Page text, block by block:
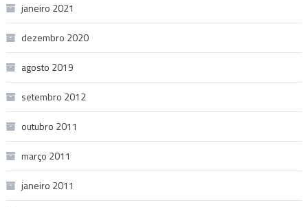
janeiro 2021
dezembro 2020
agosto 2019
setembro 2012
outubro 2011
março 2011
janeiro 2011